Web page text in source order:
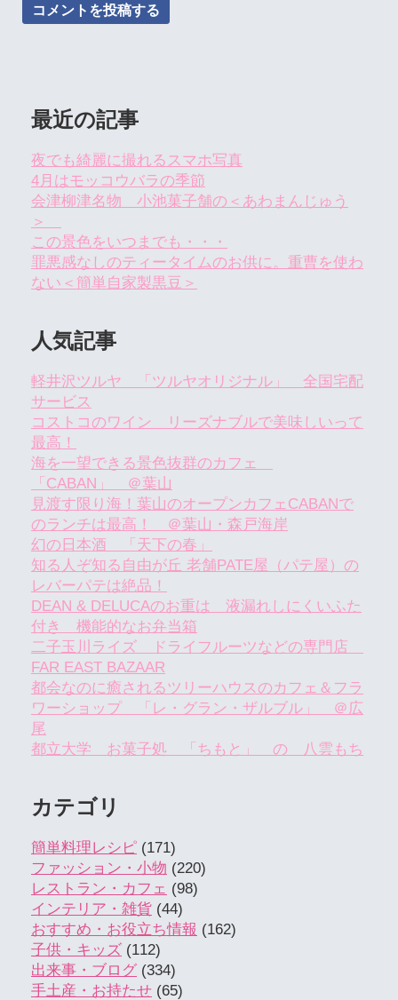
最近の記事
夜でも綺麗に撮れるスマホ写真
4月はモッコウバラの季節
会津柳津名物 小池菓子舗の＜あわまんじゅう
＞
この景色をいつまでも・・・
罪悪感なしのティータイムのお供に。重曹を使わ
ない＜簡単自家製黒豆＞
人気記事
軽井沢ツルヤ 「ツルヤオリジナル」 全国宅配
サービス
コストコのワイン リーズナブルで美味しいって
最高！
海を一望できる景色抜群のカフェ
「CABAN」 ＠葉山
見渡す限り海！葉山のオープンカフェCABANで
のランチは最高！ ＠葉山・森戸海岸
幻の日本酒 「天下の春」
知る人ぞ知る自由が丘 老舗PATE屋（パテ屋）の
レバーパテは絶品！
DEAN & DELUCAのお重は 液漏れしにくいふた
付き 機能的なお弁当箱
二子玉川ライズ ドライフルーツなどの専門店
FAR EAST BAZAAR
都会なのに癒されるツリーハウスのカフェ＆フラ
ワーショップ 「レ・グラン・ザルブル」 ＠広
尾
都立大学 お菓子処 「ちもと」 の 八雲もち
カテゴリ
簡単料理レシピ (171)
ファッション・小物 (220)
レストラン・カフェ (98)
インテリア・雑貨 (44)
おすすめ・お役立ち情報 (162)
子供・キッズ (112)
出来事・ブログ (334)
手土産・お持たせ (65)